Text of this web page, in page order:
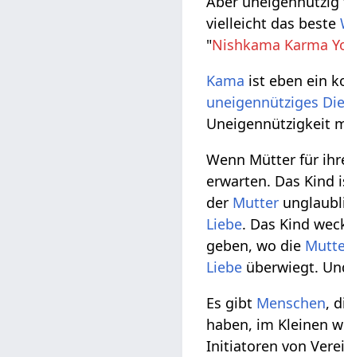
vielleicht das beste
"Nishkama Karma
Kama ist eben ein
uneigennütziges
Uneigennützigkeit
Wenn Mütter für
erwarten. Das
der Mutter
Liebe. Das Kind
geben, wo die
Liebe überwiegt.
Es gibt Menschen,
haben, im Kleinen
Initiatoren von